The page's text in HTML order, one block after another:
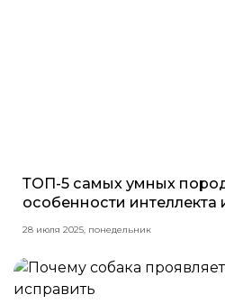
ТОП-5 самых умных
особенности интеллекта
28 июля 2025, понедельник